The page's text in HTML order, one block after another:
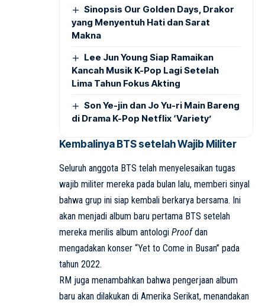
Sinopsis Our Golden Days, Drakor
yang Menyentuh Hati dan Sarat
Makna
Lee Jun Young Siap Ramaikan
Kancah Musik K-Pop Lagi Setelah
Lima Tahun Fokus Akting
Son Ye-jin dan Jo Yu-ri Main Bareng
di Drama K-Pop Netflix ‘Variety’
Kembalinya BTS setelah Wajib Militer
Seluruh anggota BTS telah menyelesaikan tugas
wajib militer mereka pada bulan lalu, memberi sinyal
bahwa grup ini siap kembali berkarya bersama. Ini
akan menjadi album baru pertama BTS setelah
mereka merilis album antologi Proofdan
mengadakan konser “Yet to Come in Busan” pada
tahun 2022.
RM juga menambahkan bahwa pengerjaan album
baru akan dilakukan di Amerika Serikat, menandakan